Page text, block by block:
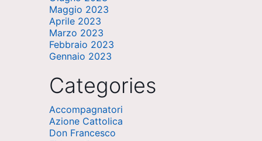
Maggio 2023
Aprile 2023
Marzo 2023
Febbraio 2023
Gennaio 2023
Categories
Accompagnatori
Azione Cattolica
Don Francesco